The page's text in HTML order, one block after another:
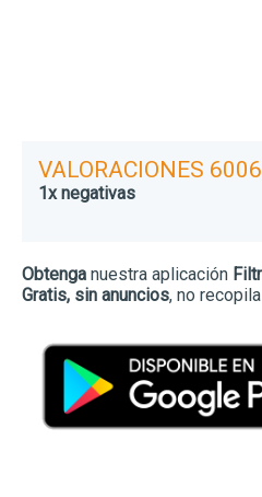
VALORACIONES
1x negativas
Obtenga nuestra aplicación
Gratis, sin anuncios, no